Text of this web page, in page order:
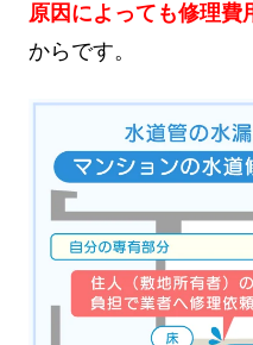
原因によっても修理費
からです。